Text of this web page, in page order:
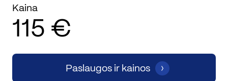
Kaina
115 €
Paslaugos ir kainos